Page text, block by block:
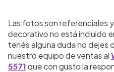
Las fotos son referenciales
decorativo no está incluido
tenés alguna duda no dejes
nuestro equipo de ventas al
5571que con gusto la